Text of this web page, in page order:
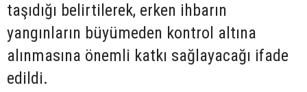
taşıdığı belirtilerek, erken ihbarın
yangınların büyümeden kontrol altına
alınmasına önemli katkı sağlayacağı ifade
edildi.